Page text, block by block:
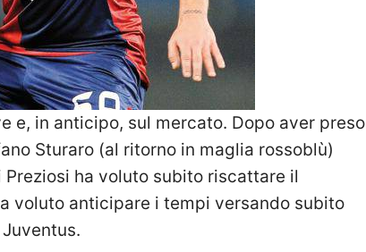
e, in anticipo, sul mercato. Dopo aver preso
Sturaro (al ritorno in maglia rossoblù)
ha voluto subito riscattare il
voluto anticipare i tempi versando subito